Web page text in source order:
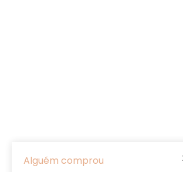
Alguém comprou